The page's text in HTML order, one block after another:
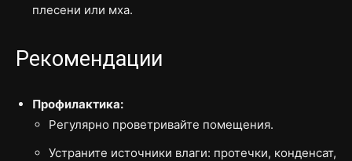
плесени или мха.
Рекомендации
Профилактика:
Регулярно проветривайте помещения.
Устраните источники влаги: протечки, конденсат,